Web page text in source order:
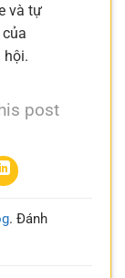
và tự
hội.
post
. Đánh